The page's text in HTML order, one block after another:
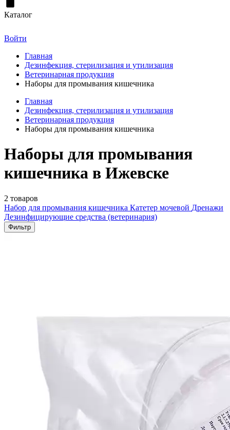
Каталог
Войти
Главная
Дезинфекция, стерилизация и утилизация
Ветеринарная продукция
Наборы для промывания кишечника
Главная
Дезинфекция, стерилизация и утилизация
Ветеринарная продукция
Наборы для промывания кишечника
Наборы для промывания
кишечника в Ижевске
2 товаров
Набор для промывания кишечника Катетер мочевой Дренажи
Дезинфицирующие средства (ветеринария)
Фильтр